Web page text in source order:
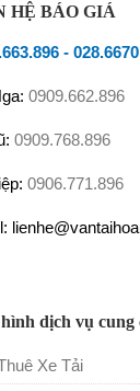
HỆ BÁO GIÁ
-
0909.662.896
0909.768.896
0906.771.896
dịch vụ cung
Xe Tải